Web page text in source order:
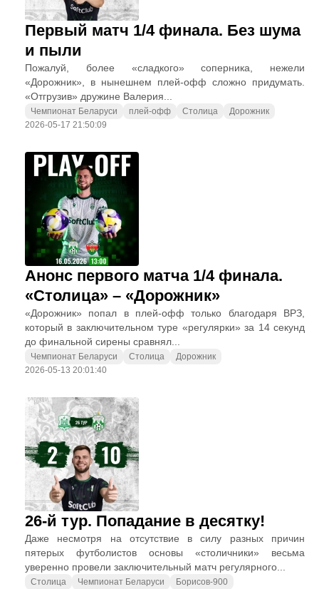
Первый матч 1/4 финала. Без шума
и пыли
Пожалуй, более «сладкого» соперника, нежели
«Дорожник», в нынешнем плей-офф сложно придумать.
«Отгрузив» дружине Валерия...
Чемпионат Беларуси плей-офф Столица
Дорожник
2026-05-17 21:50:09
Анонс первого матча 1/4 финала.
«Столица» – «Дорожник»
«Дорожник» попал в плей-офф только благодаря ВРЗ,
который в заключительном туре «регулярки» за 14 секунд
до финальной сирены сравнял...
Чемпионат Беларуси Столица
Дорожник
2026-05-13 20:01:40
26-й тур. Попадание в десятку!
Даже несмотря на отсутствие в силу разных причин
пятерых футболистов основы «столичники» весьма
уверенно провели заключительный матч регулярного...
Столица Чемпионат Беларуси
Борисов-900